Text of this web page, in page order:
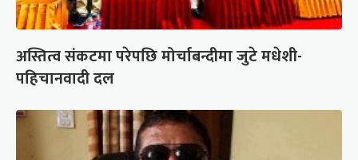
अस्तित्व संकटमा परेपछि मोर्चाबन्दीमा जुटे मधेशी-
पहिचानवादी दल